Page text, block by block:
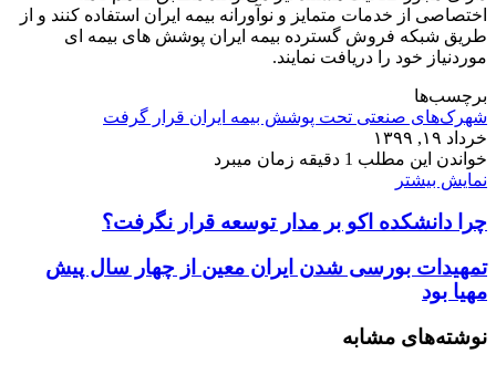
اختصاصی از خدمات متمایز و نوآورانه بیمه ایران استفاده کنند و از
طریق شبکه فروش گسترده بیمه ایران پوشش های بیمه ای
موردنیاز خود را دریافت نمایند.
برچسب‌ها
شهرک‌های صنعتی تحت پوشش بیمه ایران قرار گرفت
خرداد ۱۹, ۱۳۹۹
خواندن این مطلب 1 دقیقه زمان میبرد
نمایش بیشتر
چرا دانشکده اکو بر مدار توسعه قرار نگرفت؟
تمهیدات بورسی شدن ایران معین از چهار سال پیش
مهیا بود
نوشته‌های مشابه